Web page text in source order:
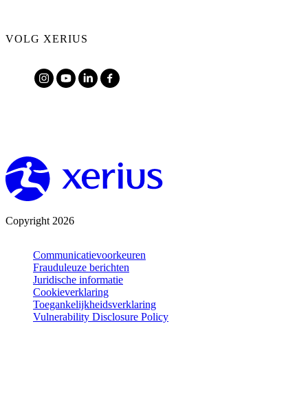
VOLG XERIUS
Copyright 2026
Communicatievoorkeuren
Frauduleuze berichten
Juridische informatie
Cookieverklaring
Toegankelijkheidsverklaring
Vulnerability Disclosure Policy